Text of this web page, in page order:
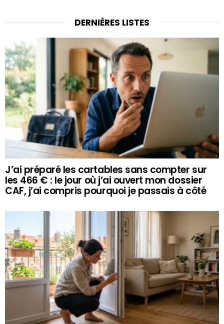
DERNIÈRES LISTES
J’ai préparé les cartables sans compter sur
les 466 € : le jour où j’ai ouvert mon dossier
CAF, j’ai compris pourquoi je passais à côté